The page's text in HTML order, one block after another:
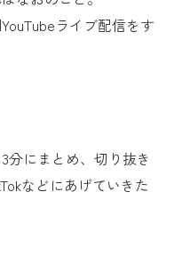
ライブ配信をす
分にまとめ、切り抜き
などにあげていきた